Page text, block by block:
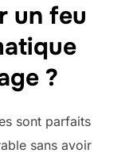
un feu
?
sont parfaits
sans avoir